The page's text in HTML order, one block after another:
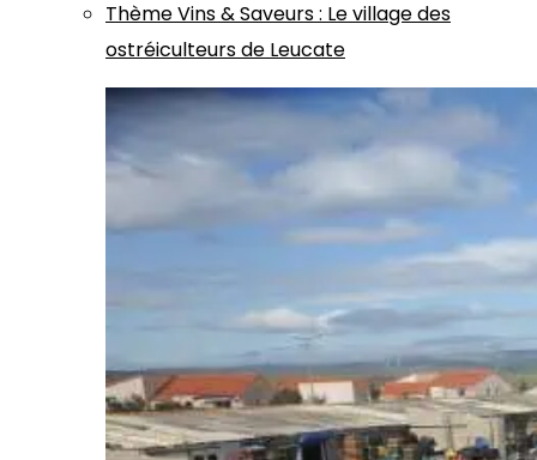
ThèmeVins & Saveurs: Le village des
ostréiculteurs de Leucate